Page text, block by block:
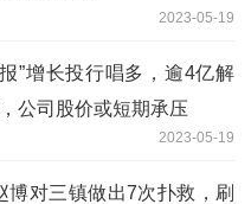
2023-05-19
”增长投行唱多，逾4亿解
公司股价或短期承压
2023-05-19
博对三镇做出7次扑救，刷